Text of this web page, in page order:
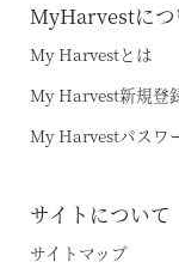
法人会員ご担当
よくあるお問い
東急ハーヴェス
（デジタルパン
ハンドブック
VIALA annex熱
VIALA annex軽
VIALA軽井沢
MyHarvestにつ
My Harvestとは
My Harvest新規登
My Harvestパスワ
サイトについて
サイトマップ